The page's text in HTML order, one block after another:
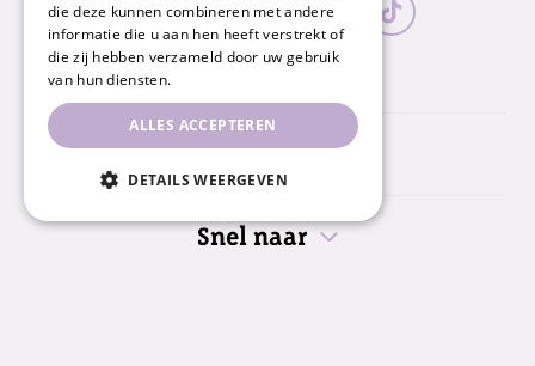
Nummereen
Snel naar
die deze kunnen combineren met andere
informatie die u aan hen heeft verstrekt of
die zij hebben verzameld door uw gebruik
van hun diensten.
ALLES ACCEPTEREN
DETAILS WEERGEVEN